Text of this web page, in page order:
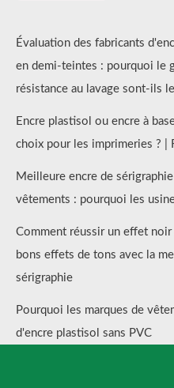
Évaluation des fabricants
en demi-teintes : pourquoi le
résistance au lavage sont-ils
Encre plastisol ou encre à
choix pour les imprimeries ? |
Meilleure encre de
vêtements : pourquoi les
Comment réussir un effet
bons effets de tons avec la
sérigraphie
Pourquoi les marques de
d'encre plastisol sans PVC